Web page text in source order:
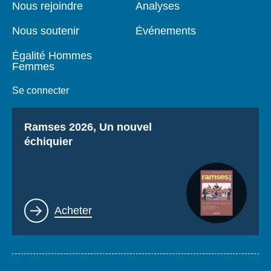
Nous rejoindre
Nous soutenir
Égalité Hommes
Femmes
Se connecter
Analyses
Événements
Titre
Ramses 2026, Un nouvel
échiquier
Lien
Acheter